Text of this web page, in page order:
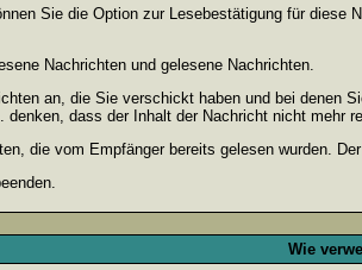
Sie die Option zur Lesebestätigung für
Nachrichten und gelesene Nachrichten.
an, die Sie verschickt haben und bei denen
dass der Inhalt der Nachricht nicht mehr
die vom Empfänger bereits gelesen wurden.
Wie